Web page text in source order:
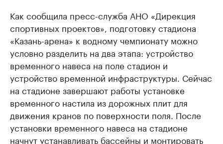
Как сообщила пресс-служба АНО «Дирекция
спортивных проектов», подготовку стадиона
«Казань-арена» к водному чемпионату можно
условно разделить на два этапа: устройство
временного навеса на поле стадион и
устройство временной инфраструктуры. Сейчас
на стадионе завершают работы установке
временного настила из дорожных плит для
движения кранов по поверхности поля. После
установки временного навеса на стадионе
начнут устанавливать бассейны и монтировать